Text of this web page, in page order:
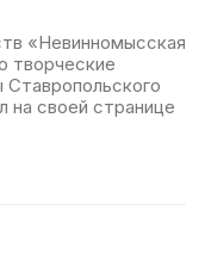
«Невинномысская
творческие
на своей странице